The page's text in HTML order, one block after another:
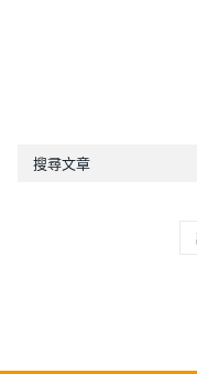
搜尋文章